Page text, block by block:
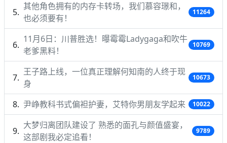
其他角色拥有的内存卡转场，我们慕容璟和，
也必须要有！
11264
11月6日：川普胜选！曝霉霉Ladygaga和吹牛
老爹黑料！
10769
王子路上线，一位真正理解何知南的人终于现
身
10673
尹峥教科书式偏袒护妻，艾特你男朋友学起来 10022
大梦归离团队建设了 熟悉的面孔与颜值盛宴，
这部剧我必定追看！
9789